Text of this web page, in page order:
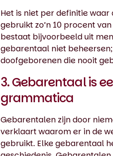
Het is niet per definitie
gebruikt zo’n 10 procent
bestaat bijvoorbeeld uit
gebarentaal niet
doofgeborenen die nooit
3. Gebarentaal is
grammatica
Gebarentalen zijn door
verklaart waarom er in de
gebruikt. Elke gebarentaal